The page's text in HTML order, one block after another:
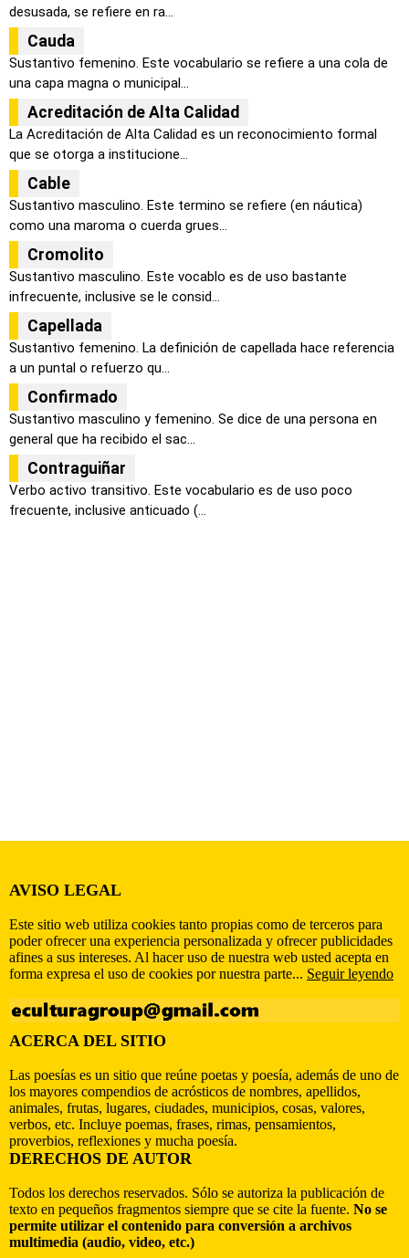
desusada, se refiere en ra...
Cauda
Sustantivo femenino. Este vocabulario se refiere a una cola de
una capa magna o municipal...
Acreditación de Alta Calidad
La Acreditación de Alta Calidad es un reconocimiento formal
que se otorga a institucione...
Cable
Sustantivo masculino. Este termino se refiere (en náutica)
como una maroma o cuerda grues...
Cromolito
Sustantivo masculino. Este vocablo es de uso bastante
infrecuente, inclusive se le consid...
Capellada
Sustantivo femenino. La definición de capellada hace referencia
a un puntal o refuerzo qu...
Confirmado
Sustantivo masculino y femenino. Se dice de una persona en
general que ha recibido el sac...
Contraguiñar
Verbo activo transitivo. Este vocabulario es de uso poco
frecuente, inclusive anticuado (...
AVISO LEGAL
Este sitio web utiliza cookies tanto propias como de terceros para
poder ofrecer una experiencia personalizada y ofrecer publicidades
afines a sus intereses. Al hacer uso de nuestra web usted acepta en
forma expresa el uso de cookies por nuestra parte... Seguir leyendo
ACERCA DEL SITIO
Las poesías es un sitio que reúne poetas y poesía, además de uno de
los mayores compendios de acrósticos de nombres, apellidos,
animales, frutas, lugares, ciudades, municipios, cosas, valores,
verbos, etc. Incluye poemas, frases, rimas, pensamientos,
proverbios, reflexiones y mucha poesía.
DERECHOS DE AUTOR
Todos los derechos reservados. Sólo se autoriza la publicación de
texto en pequeños fragmentos siempre que se cite la fuente. No se
permite utilizar el contenido para conversión a archivos
multimedia (audio, video, etc.)